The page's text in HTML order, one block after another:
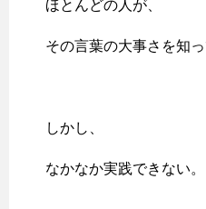
ほとんどの人が、
その言葉の大事さを知っ
しかし、
なかなか実践できない。